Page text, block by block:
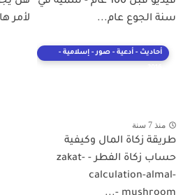
سنة الجوع عام...
لأمر
أحاديث - أدعية - صور - إسلامية -
منذ 7 سنة
طريقة زكاة المال وكيفية
حساب زكاة الفطر - zakat-
calculation-almal-